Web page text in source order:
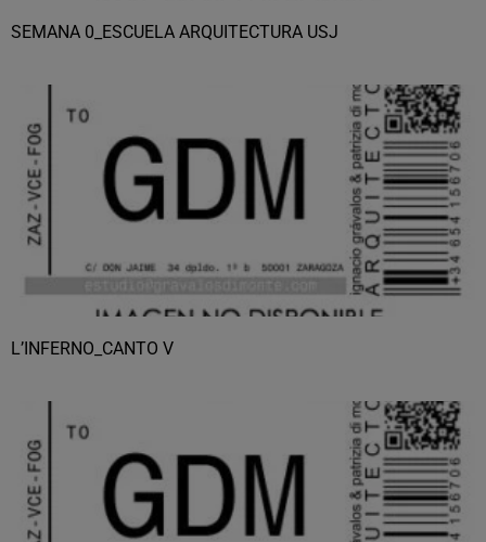
SEMANA 0_ESCUELA ARQUITECTURA USJ
L’INFERNO_CANTO V